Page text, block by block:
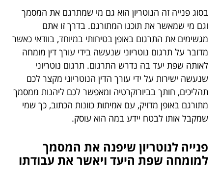
בסוג פנייה זה הנוטריון הוא גם מי שמתרגם את המסמך
וגם מי שמאשר את תוכנו המתורגם. בדרך זו אתם
מגשימים את התרגום באופן בטיחותי במיוחד, בוודאי כאשר
מדובר על תרגום נוטריוני שנעשה בידי עורך דין מומחה
לאותה שפת יעד בה נדרש התרגום. תרגום נוטריוני
שנעשה ישירות על ידי עורך הדין הנוטריוני מקצר לכם
תהליכים, חותך בביורוקרטיה ומאפשר לכם ליהנות ממסמך
מתורגם באופן מדויק, עם אמיתות כוונות הכתוב, כך שמי
שמקבל אותו לבטח יידע במה הוא עוסק.
פנייה לנוטריון שיפנה את המסמך
למומחה שפת היעד ויאשר את עבודתו